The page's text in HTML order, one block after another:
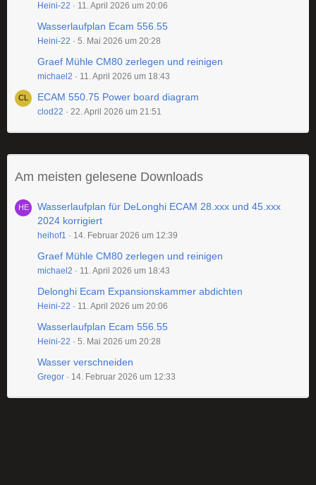
Heini-22 11. April 2026 um 20:06
Wasserlaufplan Ecam 556.55
Heini-22 5. Mai 2026 um 20:28
Graef Mühle CM80 zerlegen und reinigen
michael2 11. April 2026 um 18:43
ECAM 550.75 Power board diagram
clod22 22. April 2026 um 21:51
Am meisten gelesene Downloads
Wasserlaufplan für DeLonghi ECAM 28.xxx und 45.xxx
2024 korrigiert
heihof1 14. Februar 2026 um 12:39
Graef Mühle CM80 zerlegen und reinigen
michael2 11. April 2026 um 18:43
Delonghi Ecam Expansionskammer abdichten
Heini-22 11. April 2026 um 20:06
Wasserlaufplan Ecam 556.55
Heini-22 5. Mai 2026 um 20:28
Wasser verschneiden
Gregor 14. Februar 2026 um 12:33